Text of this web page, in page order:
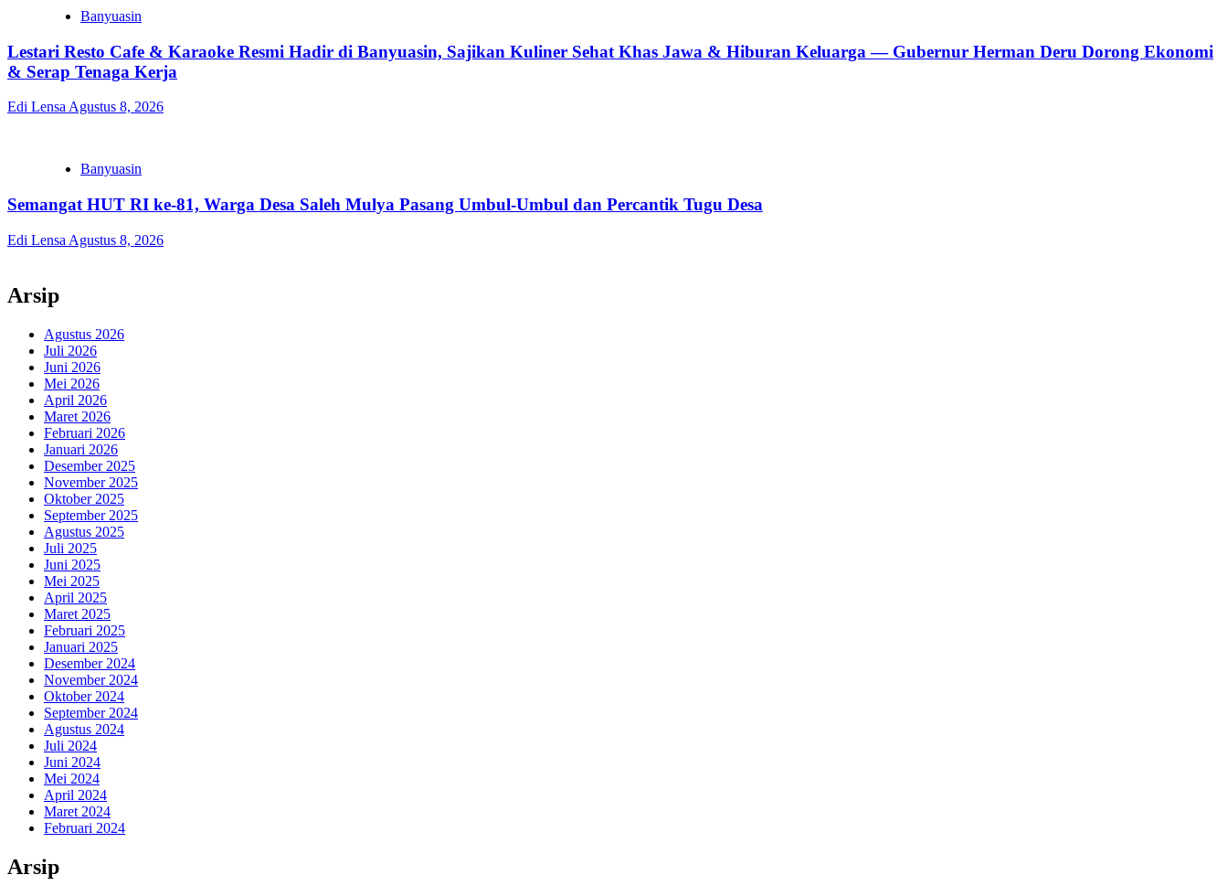
Banyuasin
Lestari Resto Cafe & Karaoke Resmi Hadir di Banyuasin, Sajikan Kuliner Sehat Khas Jawa & Hiburan Keluarga — Gubernur Herman Deru Dorong Ekonomi
& Serap Tenaga Kerja
Edi Lensa Agustus 8, 2026
Banyuasin
Semangat HUT RI ke-81, Warga Desa Saleh Mulya Pasang Umbul-Umbul dan Percantik Tugu Desa
Edi Lensa Agustus 8, 2026
Arsip
Agustus 2026
Juli 2026
Juni 2026
Mei 2026
April 2026
Maret 2026
Februari 2026
Januari 2026
Desember 2025
November 2025
Oktober 2025
September 2025
Agustus 2025
Juli 2025
Juni 2025
Mei 2025
April 2025
Maret 2025
Februari 2025
Januari 2025
Desember 2024
November 2024
Oktober 2024
September 2024
Agustus 2024
Juli 2024
Juni 2024
Mei 2024
April 2024
Maret 2024
Februari 2024
Arsip